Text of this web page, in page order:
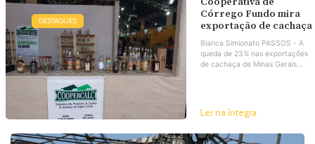
DESTAQUES
Córrego Fundo mira
exportação de cachaça
Bianca Simionato PASSOS - A
queda de 23% nas exportações
de cachaça de Minas Gerais...
Ler na íntegra